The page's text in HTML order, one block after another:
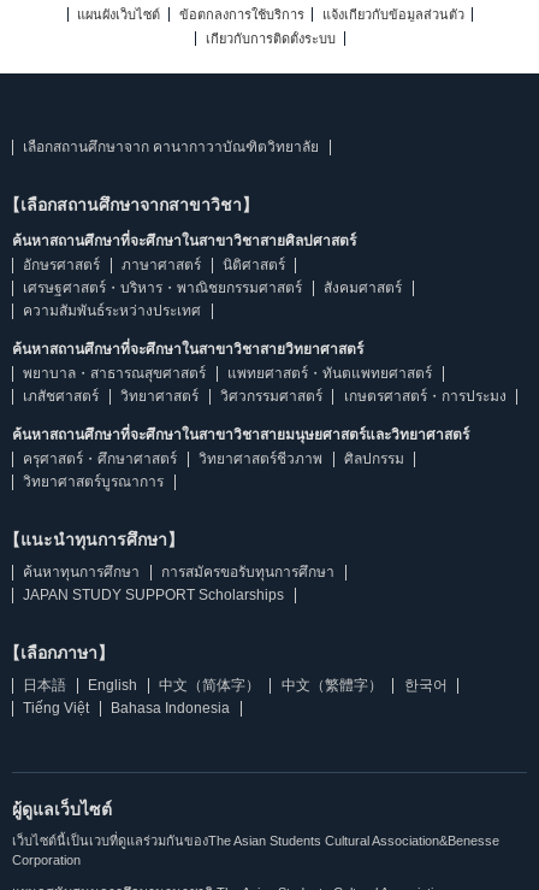
แผนผังเว็บไซต์
ข้อตกลงการใช้บริการ
แจ้งเกี่ยวกับข้อมูลส่วนตัว
เกี่ยวกับการติดตั้งระบบ
เลือกสถานศึกษาจาก คานากาวาบัณฑิตวิทยาลัย
【เลือกสถานศึกษาจากสาขาวิชา】
ค้นหาสถานศึกษาที่จะศึกษาในสาขาวิชาสายศิลปศาสตร์
อักษรศาสตร์
ภาษาศาสตร์
นิติศาสตร์
เศรษฐศาสตร์・บริหาร・พาณิชยกรรมศาสตร์
สังคมศาสตร์
ความสัมพันธ์ระหว่างประเทศ
ค้นหาสถานศึกษาที่จะศึกษาในสาขาวิชาสายวิทยาศาสตร์
พยาบาล・สาธารณสุขศาสตร์
แพทยศาสตร์・ทันตแพทยศาสตร์
เภสัชศาสตร์
วิทยาศาสตร์ วิศวกรรมศาสตร์ เกษตรศาสตร์・การประมง
ค้นหาสถานศึกษาที่จะศึกษาในสาขาวิชาสายมนุษยศาสตร์และวิทยาศาสตร์
ครุศาสตร์・ศึกษาศาสตร์
วิทยาศาสตร์ชีวภาพ
ศิลปกรรม
วิทยาศาสตร์บูรณาการ
【แนะนำทุนการศึกษา】
ค้นหาทุนการศึกษา
การสมัครขอรับทุนการศึกษา
JAPAN STUDY SUPPORT Scholarships
【เลือกภาษา】
日本語 English 中文（简体字） 中文（繁體字）
한국어
Tiếng Việt
Bahasa Indonesia
ผู้ดูแลเว็บไซต์
เว็บไซต์นี้เป็นเวบที่ดูแลร่วมกันของThe Asian Students Cultural Association&Benesse
Corporation